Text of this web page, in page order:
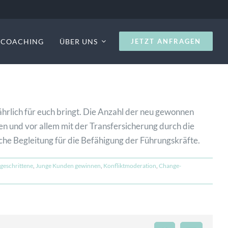
COACHING ÜBER UNS JETZT ANFRAGEN
für euch bringt. Die Anzahl der neu gewonnen
und vor allem mit der Transfersicherung durch die
Begleitung für die Befähigung der Führungskräfte.
, Junge Kunden gewinnen, Konfliktmoderation, Change-